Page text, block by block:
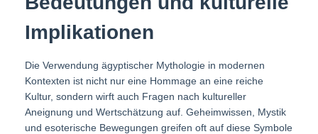
Implikationen
Die Verwendung ägyptischer Mythologie in modernen
Kontexten ist nicht nur eine Hommage an eine reiche
Kultur, sondern wirft auch Fragen nach kultureller
Aneignung und Wertschätzung auf. Geheimwissen, Mystik
und esoterische Bewegungen greifen oft auf diese Symbole